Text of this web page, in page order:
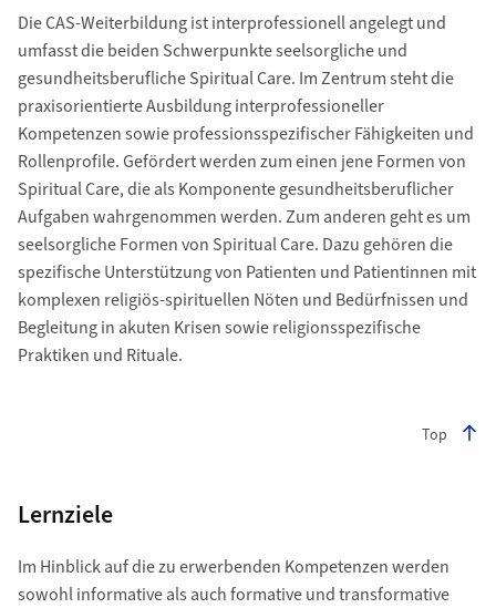
Die CAS-Weiterbildung ist interprofessionell angelegt und
umfasst die beiden Schwerpunkte seelsorgliche und
gesundheitsberufliche Spiritual Care. Im Zentrum steht die
praxisorientierte Ausbildung interprofessioneller
Kompetenzen sowie professionsspezifischer Fähigkeiten und
Rollenprofile. Gefördert werden zum einen jene Formen von
Spiritual Care, die als Komponente gesundheitsberuflicher
Aufgaben wahrgenommen werden. Zum anderen geht es um
seelsorgliche Formen von Spiritual Care. Dazu gehören die
spezifische Unterstützung von Patienten und Patientinnen mit
komplexen religiös-spirituellen Nöten und Bedürfnissen und
Begleitung in akuten Krisen sowie religionsspezifische
Praktiken und Rituale.
Top
Lernziele
Im Hinblick auf die zu erwerbenden Kompetenzen werden
sowohl informative als auch formative und transformative